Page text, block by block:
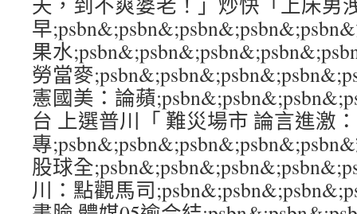
早
果水
勞當麥
憲國美：論蘋
台 上選普川「 難災場市 論言進激
專
股球全
川：點觀馬司